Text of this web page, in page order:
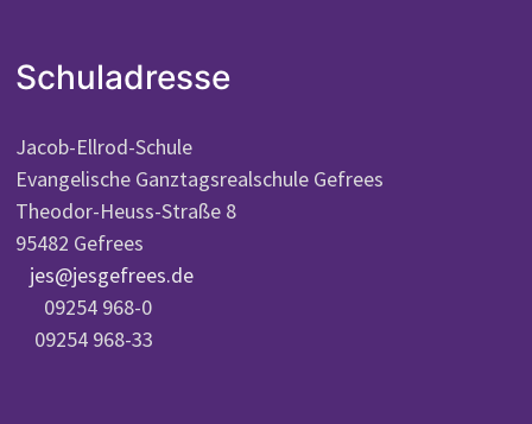
Schuladresse
Jacob-Ellrod-Schule
Evangelische Ganztagsrealschule Gefrees
Theodor-Heuss-Straße 8
95482 Gefrees
jes@jesgefrees.de
09254 968-0
09254 968-33